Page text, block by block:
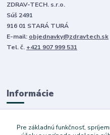
ZDRAV-TECH. s.r.o.
Súš 2491
916 01 STARÁ TURÁ
E-mail: objednavky@zdravtech.sk
Tel. č. +421 907 999 531
Informácie
O násPre základnú funkčnosť,